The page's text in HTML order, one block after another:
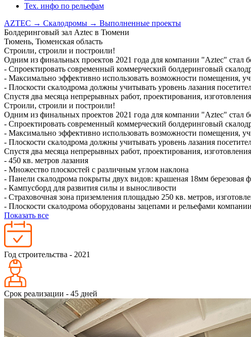
Тех. инфо по рельефам
AZTEC → Скалодромы → Выполненные проекты
Болдеринговый зал Aztec в Тюмени
Тюмень, Тюменская область
Строили, строили и построили!
Одним из финальных проектов 2021 года для компании "Aztec" стал
- Спроектировать современный коммерческий болдеринговый
- Максимально эффективно использовать возможности помещения,
- Плоскости скалодрома должны учитывать уровень лазания
Спустя два месяца непрерывных работ, проектирования,
Строили, строили и построили!
Одним из финальных проектов 2021 года для компании "Aztec" стал
- Спроектировать современный коммерческий болдеринговый
- Максимально эффективно использовать возможности помещения,
- Плоскости скалодрома должны учитывать уровень лазания
Спустя два месяца непрерывных работ, проектирования,
- 450 кв. метров лазания
- Множество плоскостей с различным углом наклона
- Панели скалодрома покрыты двух видов: крашеная 18мм березовая
- Кампусборд для развития силы и выносливости
- Страховочная зона приземления площадью 250 кв. метров,
- Плоскости скалодрома оборудованы зацепами и рельефами
Показать все
Год строительства - 2021
Срок реализации - 45 дней